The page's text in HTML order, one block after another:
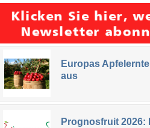
Europas
aus
Prognosfruit 2026: